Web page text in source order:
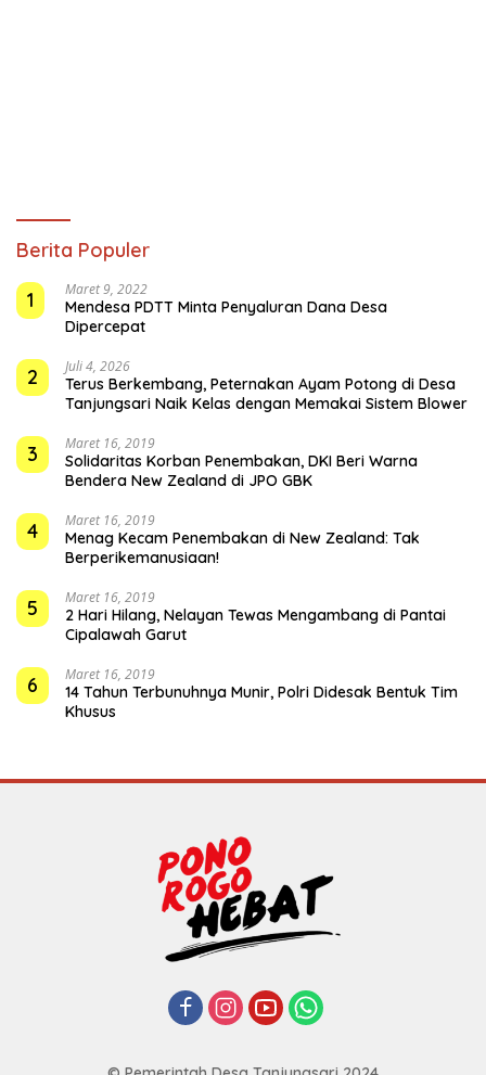
Berita Populer
1
Maret 9, 2022
Mendesa PDTT Minta Penyaluran Dana Desa
Dipercepat
2 Juli 4, 2026
Terus Berkembang, Peternakan Ayam Potong di Desa
Tanjungsari Naik Kelas dengan Memakai Sistem Blower
3 Maret 16, 2019
Solidaritas Korban Penembakan, DKI Beri Warna
Bendera New Zealand di JPO GBK
4 Maret 16, 2019
Menag Kecam Penembakan di New Zealand: Tak
Berperikemanusiaan!
5 Maret 16, 2019
2 Hari Hilang, Nelayan Tewas Mengambang di Pantai
Cipalawah Garut
6 Maret 16, 2019
14 Tahun Terbunuhnya Munir, Polri Didesak Bentuk Tim
Khusus